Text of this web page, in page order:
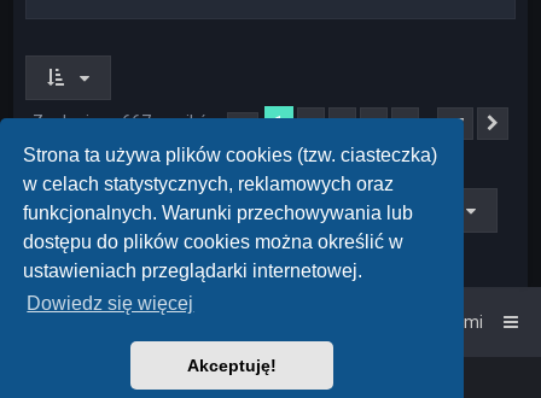
Strona ta używa plików cookies (tzw. ciasteczka)
w celach statystycznych, reklamowych oraz
funkcjonalnych. Warunki przechowywania lub
dostępu do plików cookies można określić w
ustawieniach przeglądarki internetowej.
Dowiedz się więcej
Akceptuję!
Znaleziono 667 wyników 1 2 3 4 5 … 27
Przejdź do
Kontakt z nami
phpBB
PlanetStyles